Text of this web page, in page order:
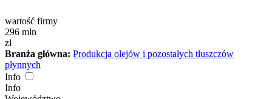
wartość firmy
296 mln
zł
Branża główna: Produkcja olejów i pozostałych tłuszczów
płynnych
Info
Info